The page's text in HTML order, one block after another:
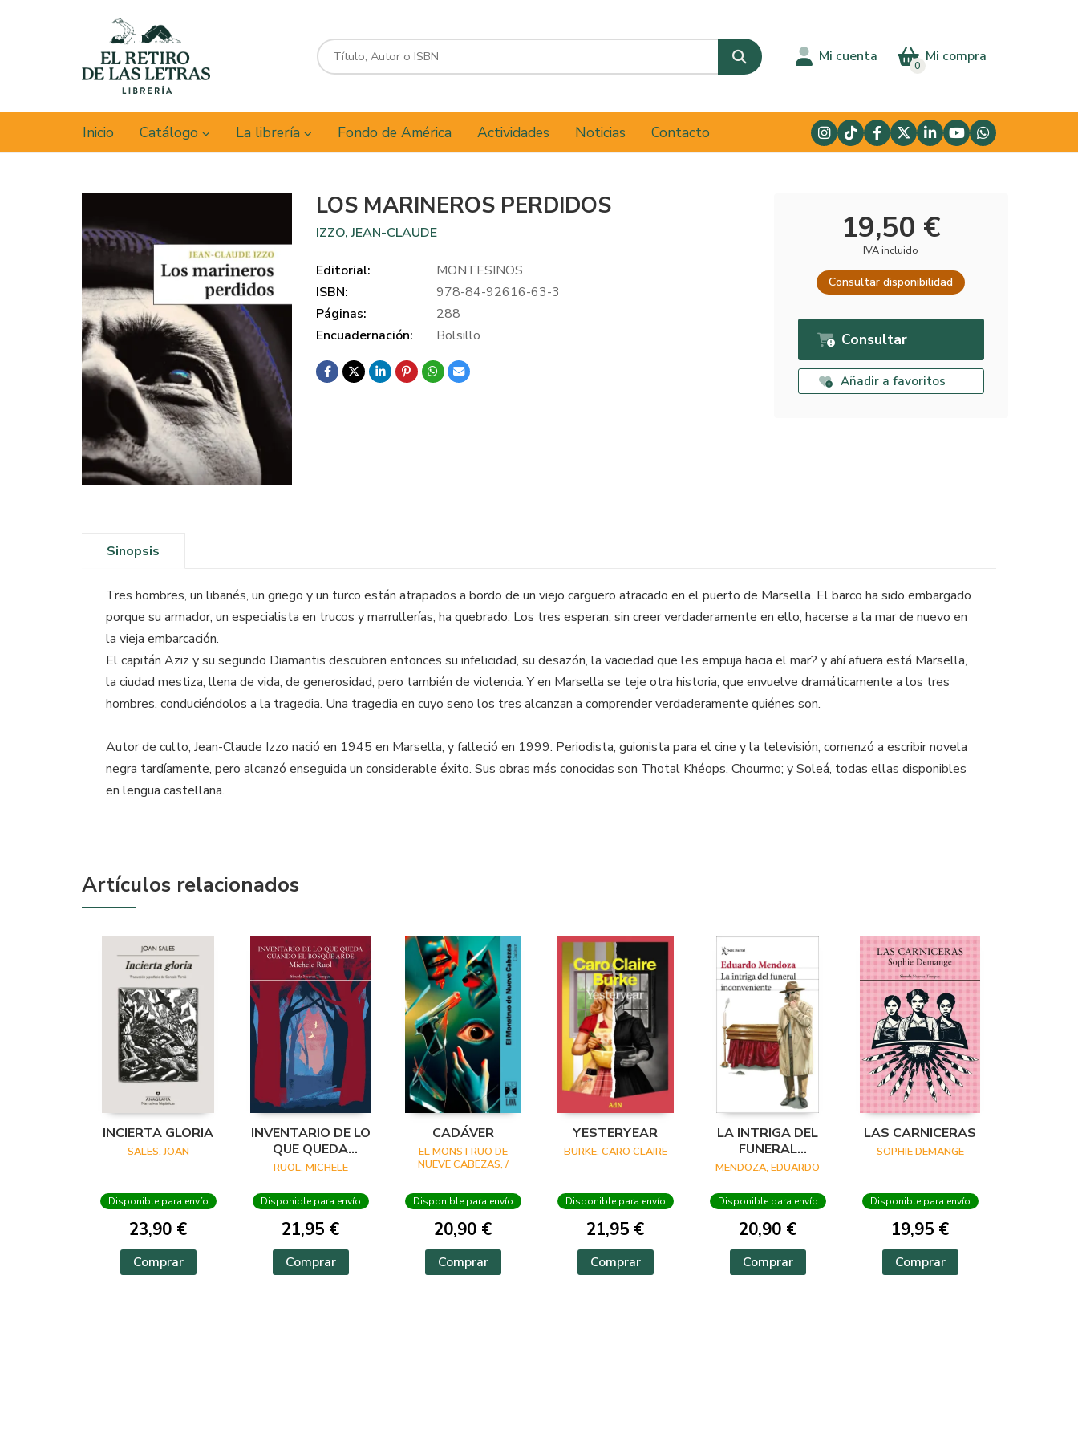
Mi cuenta Mi compra
0
Inicio Catálogo La librería Fondo de América Actividades Noticias Contacto
LOS MARINEROS PERDIDOS
IZZO, JEAN-CLAUDE
Editorial:
MONTESINOS
ISBN:
978-84-92616-63-3
Páginas:
288
Encuadernación:
Bolsillo
19,50 €
IVA incluido
Consultar disponibilidad
Consultar
Añadir a favoritos
Sinopsis
Tres hombres, un libanés, un griego y un turco están atrapados a bordo de un viejo carguero atracado en el puerto de Marsella. El barco ha sido embargado
porque su armador, un especialista en trucos y marrullerías, ha quebrado. Los tres esperan, sin creer verdaderamente en ello, hacerse a la mar de nuevo en
la vieja embarcación.
El capitán Aziz y su segundo Diamantis descubren entonces su infelicidad, su desazón, la vaciedad que les empuja hacia el mar? y ahí afuera está Marsella,
la ciudad mestiza, llena de vida, de generosidad, pero también de violencia. Y en Marsella se teje otra historia, que envuelve dramáticamente a los tres
hombres, conduciéndolos a la tragedia. Una tragedia en cuyo seno los tres alcanzan a comprender verdaderamente quiénes son.
Autor de culto, Jean-Claude Izzo nació en 1945 en Marsella, y falleció en 1999. Periodista, guionista para el cine y la televisión, comenzó a escribir novela
negra tardíamente, pero alcanzó enseguida un considerable éxito. Sus obras más conocidas son Thotal Khéops, Chourmo; y Soleá, todas ellas disponibles
en lengua castellana.
Artículos relacionados
INCIERTA GLORIA
SALES, JOAN
Disponible para envío
23,90 €
Comprar
INVENTARIO DE LO
QUE QUEDA
CUANDO EL
RUOL, MICHELE
Disponible para envío
21,95 €
Comprar
CADÁVER
EL MONSTRUO DE
NUEVE CABEZAS, /
MAXIMILIANO /
GROSSMAN, LUCILA /
GIOVANNA / BARRAGÁN,
LUIS CARLOS / REYES,
KAREN A
Disponible para envío
20,90 €
Comprar
YESTERYEAR
BURKE, CARO CLAIRE
Disponible para envío
21,95 €
Comprar
LA INTRIGA DEL
FUNERAL
INCONVENIENTE
MENDOZA, EDUARDO
Disponible para envío
20,90 €
Comprar
LAS CARNICERAS
SOPHIE DEMANGE
Disponible para envío
19,95 €
Comprar